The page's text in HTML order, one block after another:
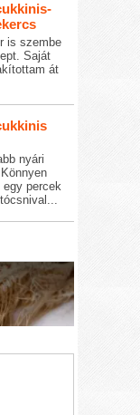
is szembe
Saját
át
nyári
percek